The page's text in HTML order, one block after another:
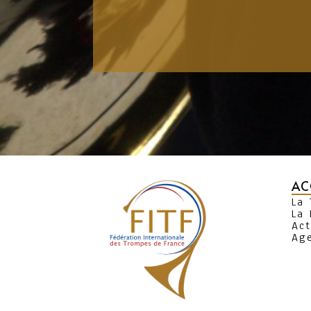
La
La